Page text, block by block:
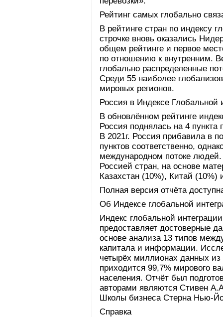
Рейтинг самых глобально
В рейтинге стран по индексу
строчке вновь оказались
общем рейтинге и первое
по отношению к внутренним.
глобально распределенные
Среди 55 наиболее
мировых регионов.
Россия в Индексе Глобальной
В обновлённом рейтинге
Россия поднялась на 4 пункта
В 2021г. Россия прибавила в
пунктов соответственно,
международном потоке
Россией стран, на основе
Казахстан (10%), Китай (10%)
Полная версия отчёта
Об Индексе глобальной
Индекс глобальной
предоставляет достоверные
основе анализа 13 типов
капитала и информации.
четырёх миллионах данных
приходится 99,7% мирового
населения. Отчёт был
авторами являются Стивен
Школы бизнеса Стерна Нью-
Справка